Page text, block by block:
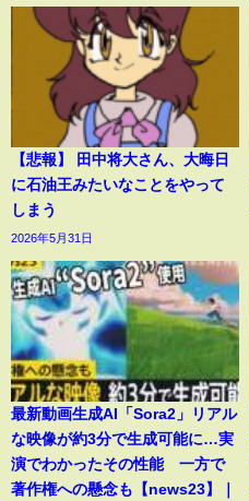
【悲報】 田中将大さん、大晦日
に石油王みたいなことをやって
しまう
2026年5月31日
最新動画生成AI「Sora2」リアル
な映像が約3分で生成可能に…実
演でわかったその性能 一方で
著作権への懸念も【news23】｜